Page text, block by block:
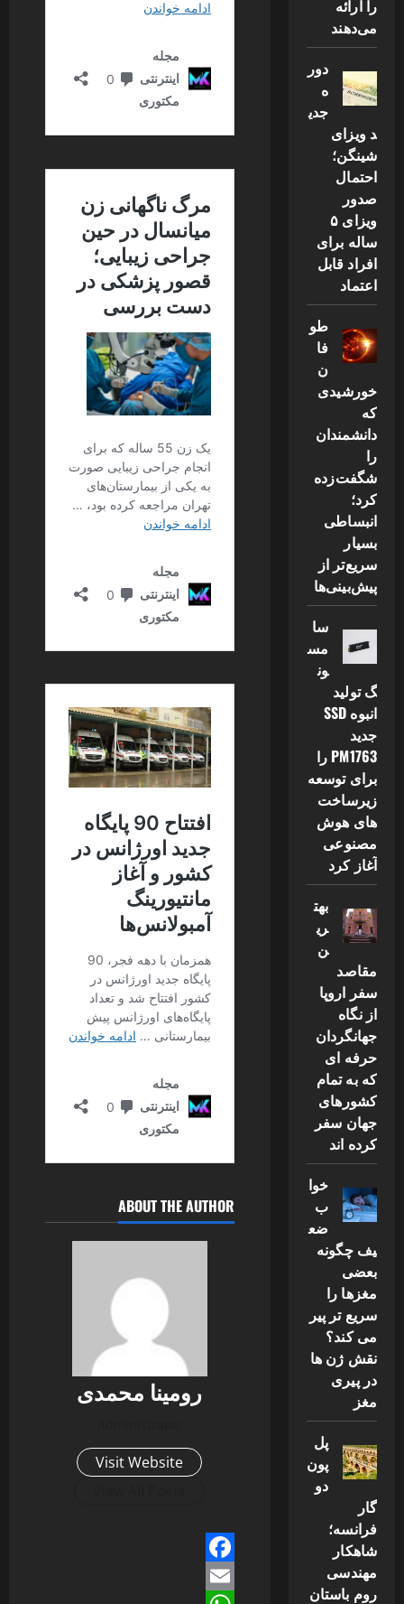
ABOUT THE AUTHOR
رومینا محمدی
Visit Website
Facebook
را ارائه
می‌دهند
دور
ه
جدی
د ویزای
شینگن؛
احتمال
صدور
ویزای ۵
ساله برای
افراد قابل
اعتماد
طو
فا
ن
خورشیدی
که
دانشمندان
را
شگفت‌زده
کرد؛
انبساطی
بسیار
سریع‌تر از
پیش‌بینی‌ها
سا
مس
ون
گ تولید
انبوه SSD
جدید
PM1763 را
برای توسعه
زیرساخت
های هوش
مصنوعی
آغاز کرد
بهت
ری
ن
مقاصد
سفر اروپا
از نگاه
جهانگردان
حرفه ای
که به تمام
کشورهای
جهان سفر
کرده اند
خوا
ب
ضع
یف چگونه
بعضی
مغزها را
سریع تر پیر
می کند؟
نقش ژن ها
در پیری
مغز
پل
پون
دو
گار
فرانسه؛
شاهکار
مهندسی
روم باستان